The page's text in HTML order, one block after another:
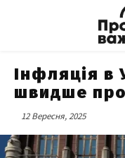
Інфляція в
швидше
12 Вересня, 2025